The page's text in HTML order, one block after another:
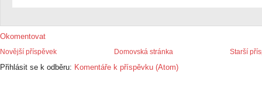
Okomentovat
Novější příspěvek Starší
Domovská stránka
Přihlásit se k odběru: Komentáře k příspěvku (Atom)